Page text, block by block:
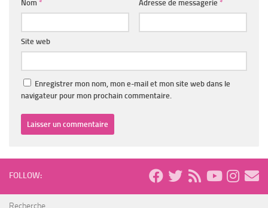
Nom * Adresse de messagerie *
Site web
Enregistrer mon nom, mon e-mail et mon site web dans le
navigateur pour mon prochain commentaire.
FOLLOW:
Recherche